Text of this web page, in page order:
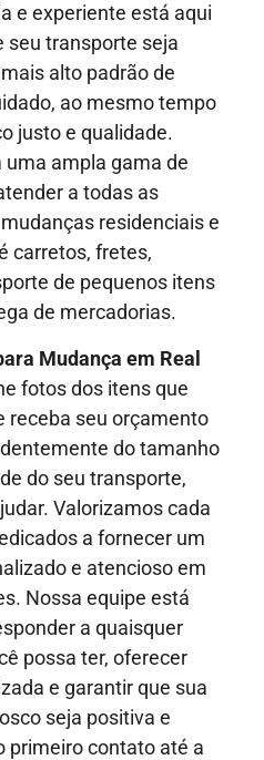
e experiente está aqui
seu transporte seja
alto padrão de
ao mesmo tempo
justo e qualidade.
ampla gama de
a todas as
residenciais e
carretos, fretes,
de pequenos itens
de mercadorias.
Mudança em Real
fotos dos itens que
receba seu orçamento
do tamanho
do seu transporte,
Valorizamos cada
a fornecer um
e atencioso em
Nossa equipe está
a quaisquer
possa ter, oferecer
e garantir que sua
seja positiva e
primeiro contato até a